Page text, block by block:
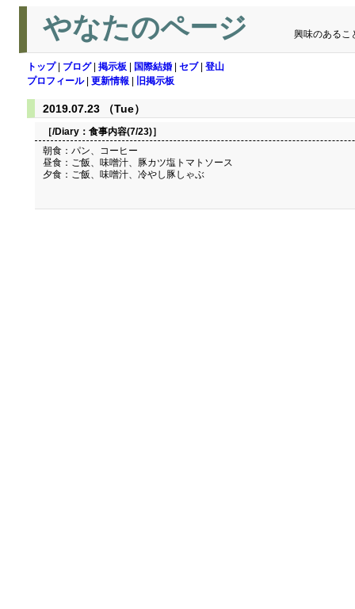
やなたのページ 興味のあるこ
トップ| ブログ| 掲示板 国際結婚 セブ| 登山
プロフィール| 更新情報 旧掲示板
2019.07.23 （Tue）
［/Diary： 食事内容(7/23)］
朝食：パン、コーヒー
昼食：ご飯、味噌汁、豚カツ塩トマトソース
夕食：ご飯、味噌汁、冷やし豚しゃぶ